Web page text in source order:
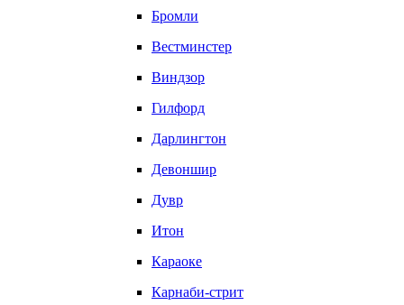
Бромли
Вестминстер
Виндзор
Гилфорд
Дарлингтон
Девоншир
Дувр
Итон
Караоке
Карнаби-стрит